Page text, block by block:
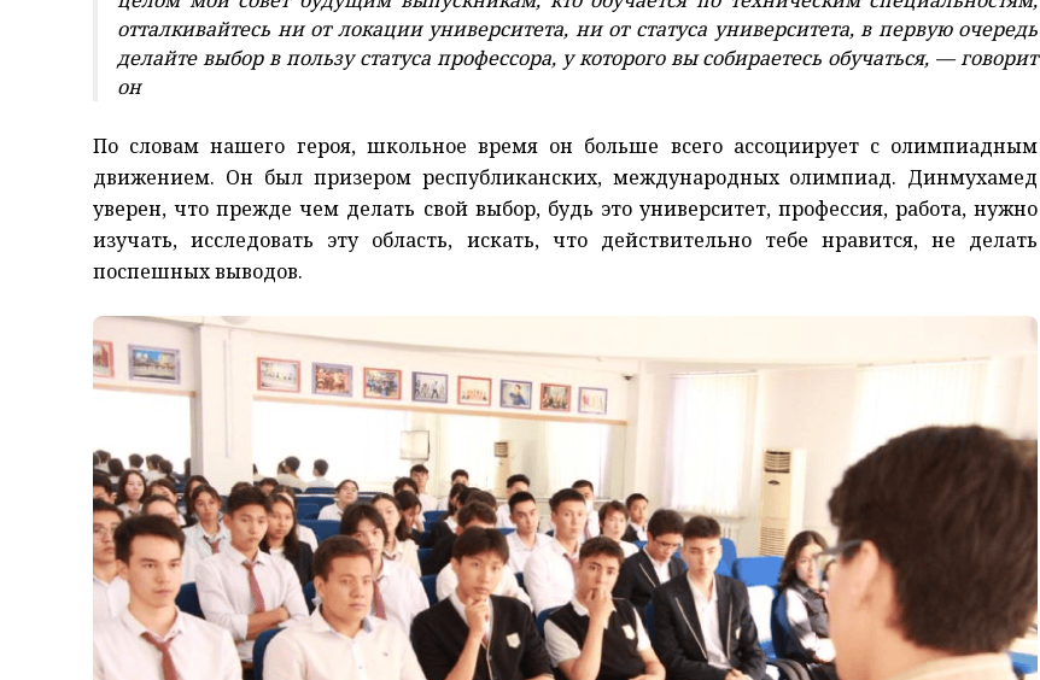
отталкивайтесь ни от локации университета, ни от статуса университета, в первую очередь
делайте выбор в пользу статуса профессора, у которого вы собираетесь обучаться, — говорит
он
По словам нашего героя, школьное время он больше всего ассоциирует с олимпиадным
движением. Он был призером республиканских, международных олимпиад. Динмухамед
уверен, что прежде чем делать свой выбор, будь это университет, профессия, работа, нужно
изучать, исследовать эту область, искать, что действительно тебе нравится, не делать
поспешных выводов.